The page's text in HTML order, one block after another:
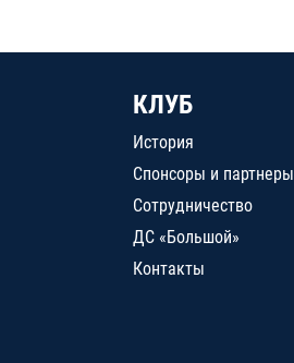
КЛУБ
История
Спонсоры и партнеры
Сотрудничество
ДС «Большой»
Контакты